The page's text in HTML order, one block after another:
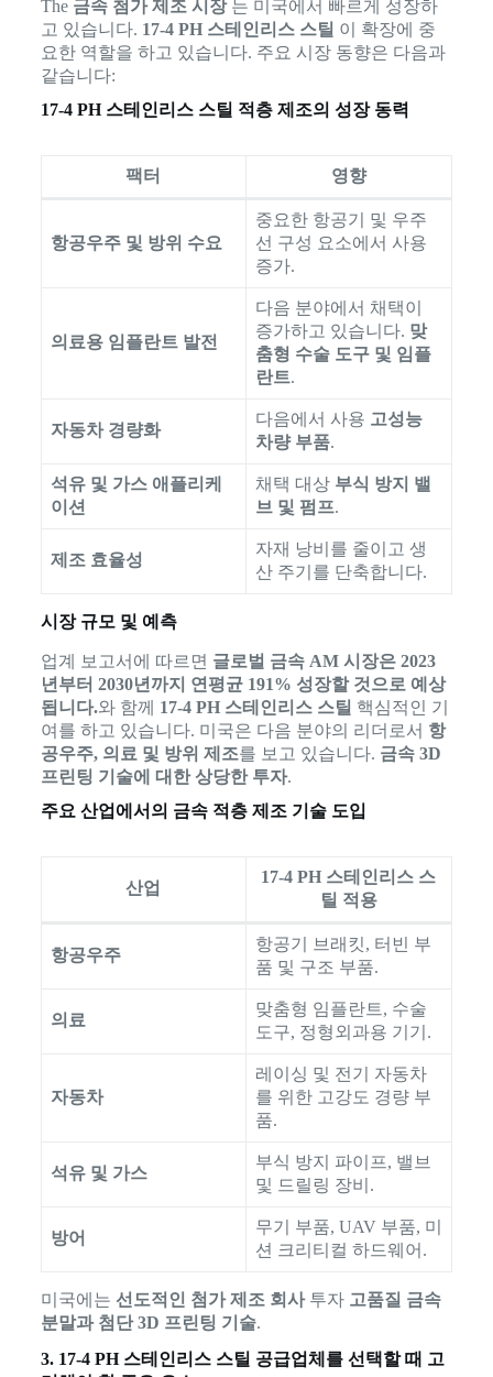
The 금속 첨가 제조 시장는 미국에서 빠르게 성장하
고 있습니다. 17-4 PH 스테인리스 스틸 이 확장에 중
요한 역할을 하고 있습니다. 주요 시장 동향은 다음과
같습니다:
17-4 PH 스테인리스 스틸 적층 제조의 성장 동력
팩터 영향
항공우주 및 방위 수요
중요한 항공기 및 우주
선 구성 요소에서 사용
증가.
의료용 임플란트 발전
다음 분야에서 채택이
증가하고 있습니다. 맞
춤형 수술 도구 및 임플
란트.
자동차 경량화
다음에서 사용 고성능
차량 부품.
석유 및 가스 애플리케
이션
채택 대상 부식 방지 밸
브 및 펌프.
제조 효율성
자재 낭비를 줄이고 생
산 주기를 단축합니다.
시장 규모 및 예측
업계 보고서에 따르면 글로벌 금속 AM 시장은 2023
년부터 2030년까지 연평균 191% 성장할 것으로 예상
됩니다.와 함께 17-4 PH 스테인리스 스틸 핵심적인 기
여를 하고 있습니다. 미국은 다음 분야의 리더로서 항
공우주, 의료 및 방위 제조를 보고 있습니다. 금속 3D
프린팅 기술에 대한 상당한 투자.
주요 산업에서의 금속 적층 제조 기술 도입
산업
17-4 PH 스테인리스 스
틸 적용
항공우주
항공기 브래킷, 터빈 부
품 및 구조 부품.
의료
맞춤형 임플란트, 수술
도구, 정형외과용 기기.
자동차
레이싱 및 전기 자동차
를 위한 고강도 경량 부
품.
석유 및 가스
부식 방지 파이프, 밸브
및 드릴링 장비.
방어
무기 부품, UAV 부품, 미
션 크리티컬 하드웨어.
미국에는 선도적인 첨가 제조 회사투자 고품질 금속
분말과 첨단 3D 프린팅 기술.
3. 17-4 PH 스테인리스 스틸 공급업체를 선택할 때 고